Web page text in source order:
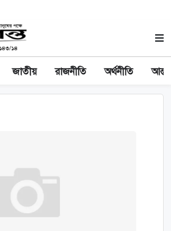
জাতীয় রাজনীতি অর্থনীতি